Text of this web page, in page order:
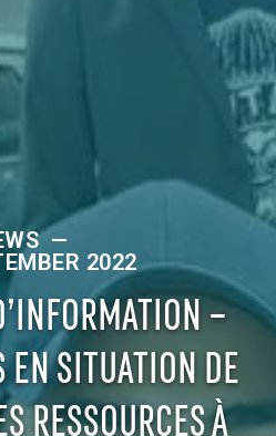
—
2022
–
EN SITUATION DE
RESSOURCES À